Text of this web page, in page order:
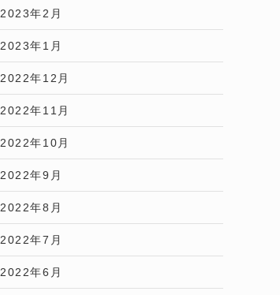
2023年2月
2023年1月
2022年12月
2022年11月
2022年10月
2022年9月
2022年8月
2022年7月
2022年6月